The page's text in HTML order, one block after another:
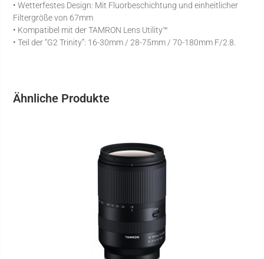
• Wetterfestes Design: Mit Fluorbeschichtung und einheitlicher
Filtergröße von 67mm
• Kompatibel mit der TAMRON Lens Utility™
• Teil der “G2 Trinity”: 16-30mm / 28-75mm / 70-180mm F/2.8.
Ähnliche Produkte